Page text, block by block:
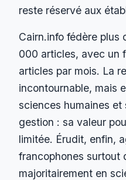
reste réservé aux
Cairn.info fédère
000 articles, avec un
articles par mois. La
incontournable, mais
sciences humaines et
gestion : sa valeur
limitée. Érudit, enfin,
francophones surtout
majoritairement en